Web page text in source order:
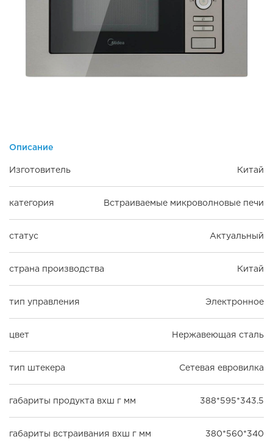
Описание
Изготовитель Китай
категория Встраиваемые микроволновые печи
статус Актуальный
страна производства Китай
тип управления Электронное
цвет Нержавеющая сталь
тип штекера Сетевая евровилка
габариты продукта вхш г мм 388*595*343.5
габариты встраивания вхш г мм 380*560*340